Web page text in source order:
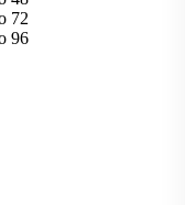
72
96